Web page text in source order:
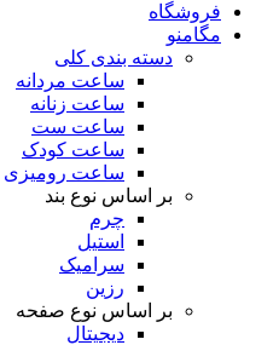
فروشگاه
مگامنو
دسته بندی کلی
ساعت مردانه
ساعت زنانه
ساعت ست
ساعت کودک
ساعت رومیزی
بر اساس نوع بند
چرم
استیل
سرامیک
رزین
بر اساس نوع صفحه
دیجیتال